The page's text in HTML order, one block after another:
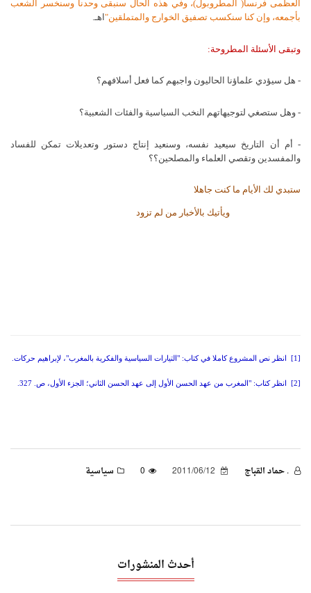
العظمى فرنسا( المطروبول)، وفي هذه الحال سنبقى وحدنا وسنخسر الشعب
بأجمعه، وإن كنا سنكسب تصفيق الخوارج والمتملقين" اهـ.
وتبقى الأسئلة المطروحة:
- هل سيؤدي علماؤنا الحاليون واجبهم كما فعل أسلافهم؟
- وهل ستصغي لتوجيهاتهم النخب السياسية والفئات الشعبية؟
- أم أن التاريخ سيعيد نفسه، وسنعيد إنتاج دستور وتعديلات تمكن للفساد
والمفسدين وتقصي العلماء والمصلحين؟؟
ستبدي لك الأيام ما كنت جاهلا
ويأتيك بالأخبار من لم تزود
[1] انظر نص المشروع كاملا في كتاب: "التيارات السياسية والفكرية بالمغرب"، لإبراهيم حركات.
[2] انظر كتاب: "المغرب من عهد الحسن الأول إلى عهد الحسن الثاني؛ الجزء الأول، ص. 327.
. حماد القباج 0 سياسية
أحدث المنشورات